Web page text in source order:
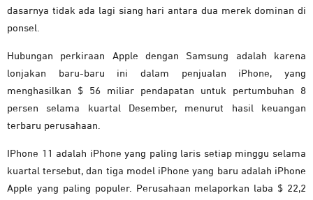
dasarnya tidak ada lagi siang hari antara dua merek dominan di
ponsel.
Hubungan perkiraan Apple dengan Samsung adalah karena
lonjakan baru-baru ini dalam penjualan ‌iPhone‌, yang
menghasilkan $ 56 miliar pendapatan untuk pertumbuhan 8
persen selama kuartal Desember, menurut hasil keuangan
terbaru perusahaan.
‌‌IPhone 11‌‌ adalah ‌‌iPhone‌‌ yang paling laris setiap minggu selama
kuartal tersebut, dan tiga model ‌‌iPhone‌‌ yang baru adalah iPhone
Apple yang paling populer. Perusahaan melaporkan laba $ 22,2